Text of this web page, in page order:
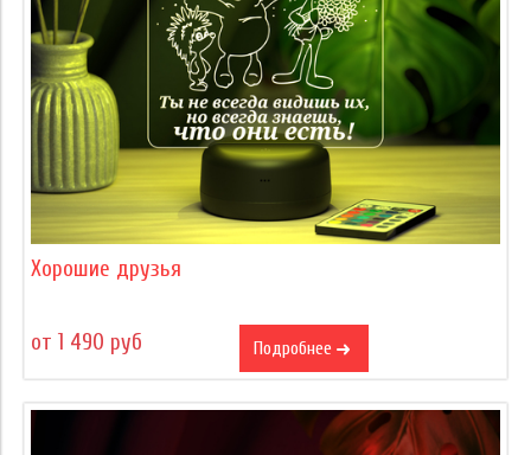
Хорошие друзья
от 1 490 руб Подробнее